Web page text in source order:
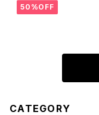
50%OFF
CATEGORY